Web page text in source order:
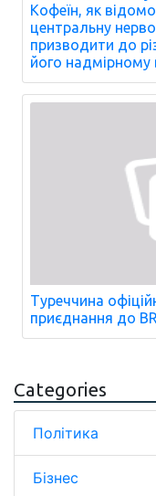
Кофеїн, як
центральну
призводити до
його надмірному
Туреччина
приєднання до
Categories
Політика
Бізнес